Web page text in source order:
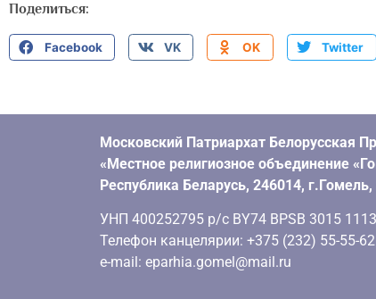
Поделиться:
Facebook VK OK Twitter
Московский Патриархат Белорусская
«Местное религиозное объединение
Республика Беларусь, 246014,
УНП 400252795 р/с BY74 BPSB 3015
Телефон канцелярии: +375 (232) 55-55-
e-mail: eparhia.gomel@mail.ru